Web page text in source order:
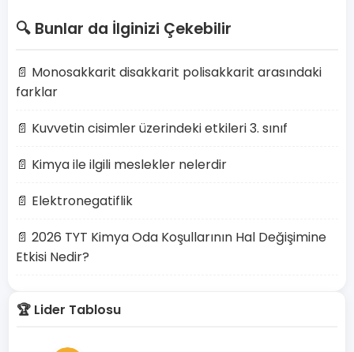
🔍 Bunlar da İlginizi Çekebilir
📄 Monosakkarit disakkarit polisakkarit arasındaki
farklar
📄 Kuvvetin cisimler üzerindeki etkileri 3. sınıf
📄 Kimya ile ilgili meslekler nelerdir
📄 Elektronegatiflik
📄 2026 TYT Kimya Oda Koşullarının Hal Değişimine
Etkisi Nedir?
🏆 Lider Tablosu